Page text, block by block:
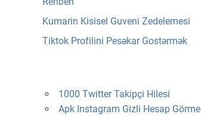
Kumarin Kisisel Guveni Zedelemesi
Tiktok Profilini Pesəkar Gostərmək
1000 Twitter Takipçi Hilesi
Apk Instagram Gizli Hesap Görme